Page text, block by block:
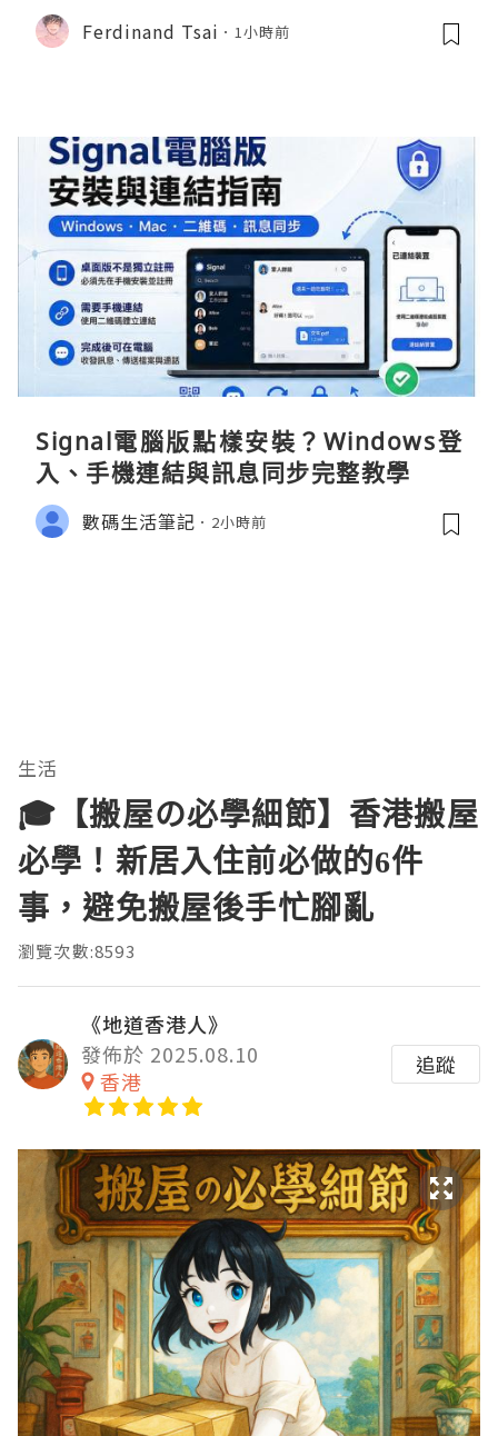
Ferdinand Tsai 1小時前
Signal電腦版點樣安裝？Windows登
入、手機連結與訊息同步完整教學
數碼生活筆記 2小時前
生活
🎓【搬屋の必學細節】香港搬屋
必學！新居入住前必做的6件
事，避免搬屋後手忙腳亂
瀏覽次數:8593
《地道香港人》
發佈於 2025.08.10
香港
追蹤